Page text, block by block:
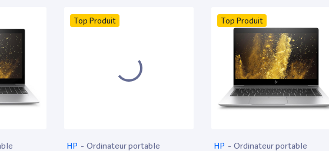
Top Produit
HP - Ordinateur portable
Top Produit
HP - Ordinateur portable